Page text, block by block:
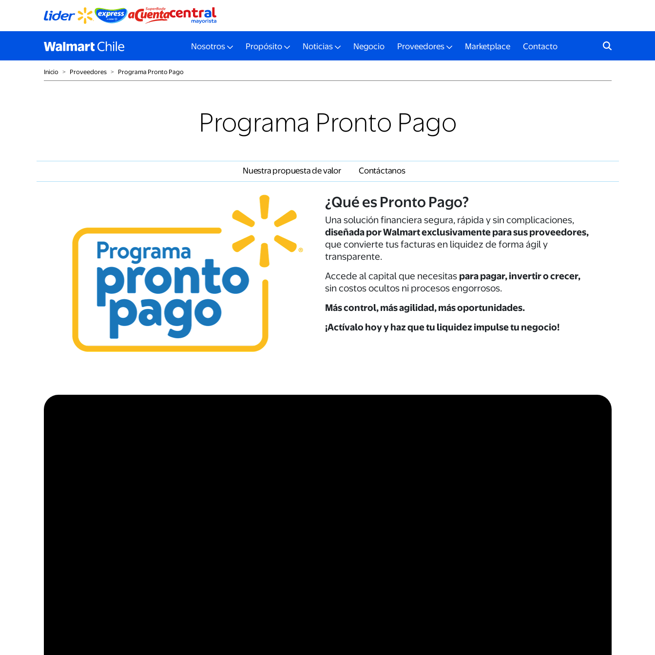
Nosotros Propósito Noticias Negocio Proveedores Marketplace Contacto
Inicio ˃ Proveedores ˃ Programa Pronto Pago
Programa Pronto Pago
Nuestra propuesta de valor Contáctanos
¿Qué es Pronto Pago?
Una solución financiera segura, rápida y sin complicaciones,
diseñada por Walmart exclusivamente para sus proveedores,
que convierte tus facturas en liquidez de forma ágil y
transparente.
Accede al capital que necesitas para pagar, invertir o crecer,
sin costos ocultos ni procesos engorrosos.
Más control, más agilidad, más oportunidades.
¡Actívalo hoy y haz que tu liquidez impulse tu negocio!